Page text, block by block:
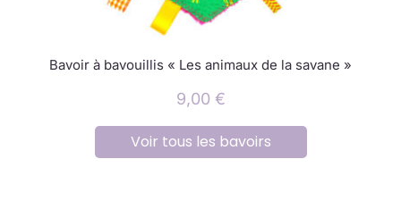
Bavoir à bavouillis « Les animaux de la savane »
9,00 €
Voir tous les bavoirs